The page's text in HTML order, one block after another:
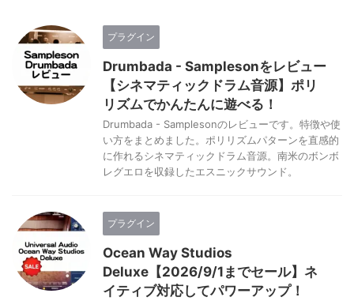
プラグイン
Drumbada - Samplesonをレビュー
【シネマティックドラム音源】ポリ
リズムでかんたんに遊べる！
Drumbada - Samplesonのレビューです。特徴や使
い方をまとめました。ポリリズムパターンを直感的
に作れるシネマティックドラム音源。南米のボンボ
レグエロを収録したエスニックサウンド。
プラグイン
Ocean Way Studios
Deluxe【2026/9/1までセール】ネ
イティブ対応してパワーアップ！